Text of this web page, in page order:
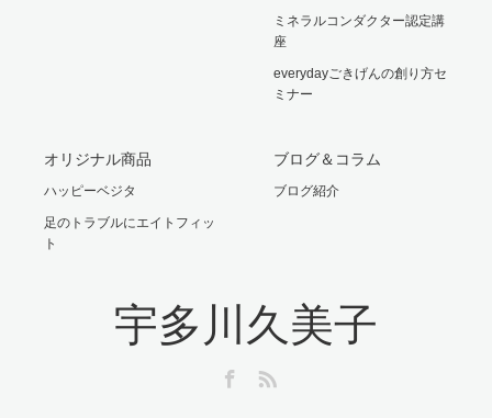
ミネラルコンダクター認定講
座
everydayごきげんの創り方セ
ミナー
オリジナル商品
ハッピーベジタ
足のトラブルにエイトフィッ
ト
ブログ＆コラム
ブログ紹介
宇多川久美子